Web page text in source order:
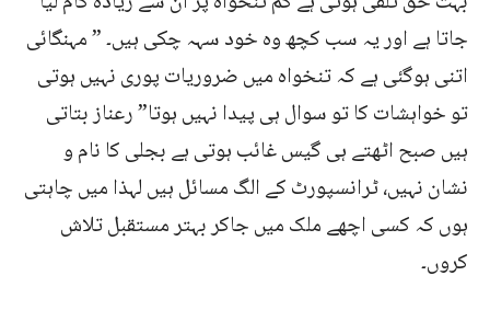
جاتا ہے اور یہ سب کچھ وہ خود سہہ چکی ہیں۔ ” مہنگائی
اتنی ہوگئی ہے کہ تنخواہ میں ضروریات پوری نہیں ہوتی
تو خواہشات کا تو سوال ہی پیدا نہیں ہوتا” رعناز بتاتی
ہیں صبح اٹھتے ہی گیس غائب ہوتی ہے بجلی کا نام و
نشان نہیں، ٹرانسپورٹ کے الگ مسائل ہیں لہذا میں چاہتی
ہوں کہ کسی اچھے ملک میں جاکر بہتر مستقبل تلاش
کروں۔